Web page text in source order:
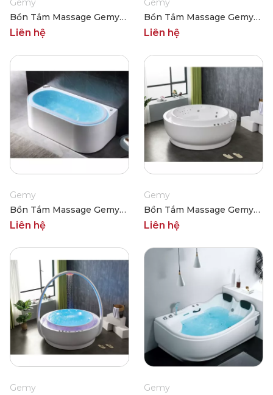
Gemy
Bồn Tắm Massage Gemy
G9536
Liên hệ
Gemy
Bồn Tắm Massage Gemy
G9522
Liên hệ
Gemy
Bồn Tắm Massage Gemy
G9269
Liên hệ
Gemy
Bồn Tắm Massage Gemy
G9267-II
Liên hệ
Gemy
Gemy